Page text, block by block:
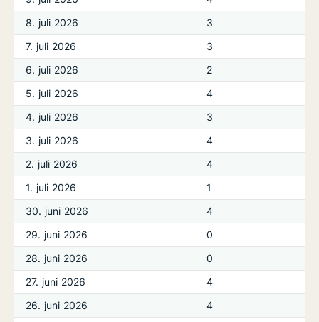
8. juli 2026
3
7. juli 2026
3
6. juli 2026
2
5. juli 2026
4
4. juli 2026
3
3. juli 2026
4
2. juli 2026
4
1. juli 2026
1
30. juni 2026
4
29. juni 2026
0
28. juni 2026
0
27. juni 2026
4
26. juni 2026
4